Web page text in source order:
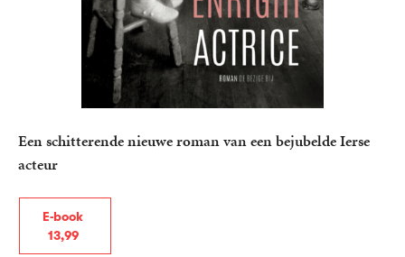
Een schitterende nieuwe roman van een bejubelde Ierse
acteur
E-book
13,99